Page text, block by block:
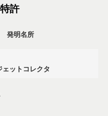
許
発明名所
ットコレクタ